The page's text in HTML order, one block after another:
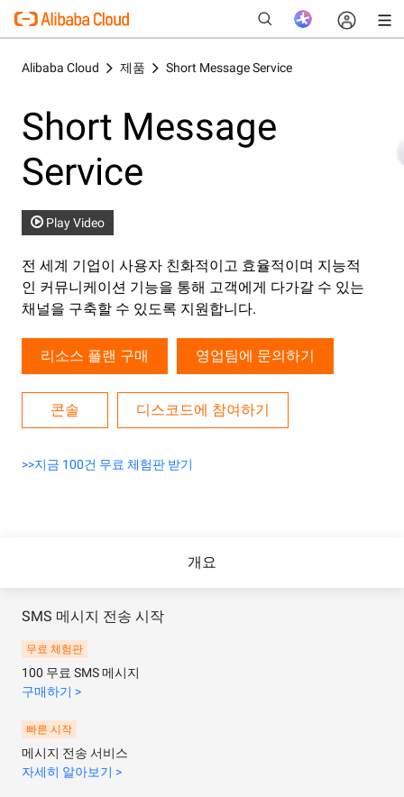
Alibaba Cloud 제품 Short Message Service
Short Message
Service
Play Video
전 세계 기업이 사용자 친화적이고 효율적이며 지능적
인 커뮤니케이션 기능을 통해 고객에게 다가갈 수 있는
채널을 구축할 수 있도록 지원합니다.
리소스 플랜 구매 영업팀에 문의하기
콘솔 디스코드에 참여하기
>>지금 100건 무료 체험판 받기
개요
SMS 메시지 전송 시작
무료 체험판
100 무료 SMS 메시지
구매하기 >
빠른 시작
메시지 전송 서비스
자세히 알아보기 >